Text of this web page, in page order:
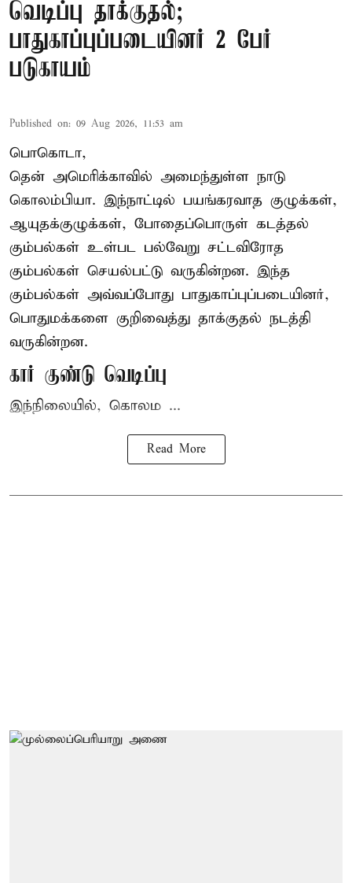
வெடிப்பு தாக்குதல்;
பாதுகாப்புப்படையினர் 2 பேர்
படுகாயம்
Published on: 09 Aug 2026, 11:53 am
பொகொடா,
தென் அமெரிக்காவில் அமைந்துள்ள நாடு
கொலம்பியா. இந்நாட்டில் பயங்கரவாத குழுக்கள்,
ஆயுதக்குழுக்கள், போதைப்பொருள் கடத்தல்
கும்பல்கள் உள்பட பல்வேறு சட்டவிரோத
கும்பல்கள் செயல்பட்டு வருகின்றன. இந்த
கும்பல்கள் அவ்வப்போது பாதுகாப்புப்படையினர்,
பொதுமக்களை குறிவைத்து தாக்குதல் நடத்தி
வருகின்றன.
கார் குண்டு வெடிப்பு
இந்நிலையில், கொலம ...
Read More